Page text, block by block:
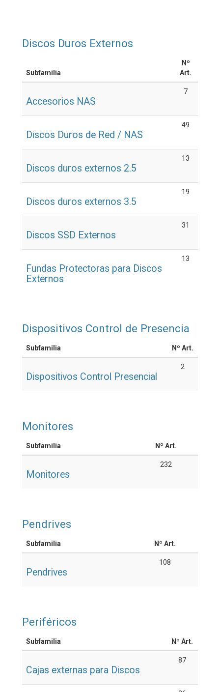
Discos Duros Externos
Subfamilia
Nº
Art.
Accesorios NAS
7
Discos Duros de Red / NAS
49
Discos duros externos 2.5
13
Discos duros externos 3.5
19
Discos SSD Externos
31
Fundas Protectoras para Discos
Externos
13
Dispositivos Control de Presencia
Subfamilia Nº Art.
Dispositivos Control Presencial
2
Monitores
Subfamilia Nº Art.
Monitores
232
Pendrives
Subfamilia Nº Art.
Pendrives
108
Periféricos
Subfamilia Nº Art.
Cajas externas para Discos
87